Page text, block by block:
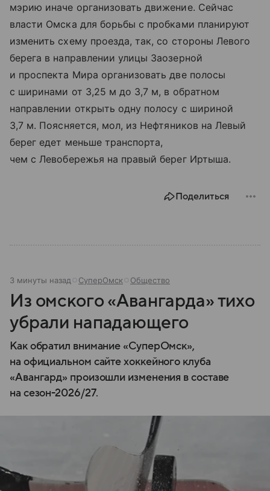
мэрию иначе организовать движение. Сейчас
власти Омска для борьбы с пробками планируют
изменить схему проезда, так, со стороны Левого
берега в направлении улицы Заозерной
и проспекта Мира организовать две полосы
с ширинами от 3,25 м до 3,7 м, в обратном
направлении открыть одну полосу с шириной
3,7 м. Поясняется, мол, из Нефтяников на Левый
берег едет меньше транспорта,
чем с Левобережья на правый берег Иртыша.
Поделиться
3 минуты назад СуперОмск Общество
Из омского «Авангарда» тихо
убрали нападающего
Как обратил внимание «СуперОмск»,
на официальном сайте хоккейного клуба
«Авангард» произошли изменения в составе
на сезон-2026/27.